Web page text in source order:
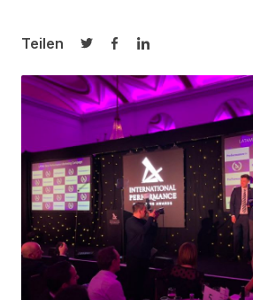
Teilen
Auf Twitter teilen
Auf Facebook teilen
Auf LinkedIn teilen